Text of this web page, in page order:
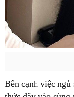
Bên cạnh việc